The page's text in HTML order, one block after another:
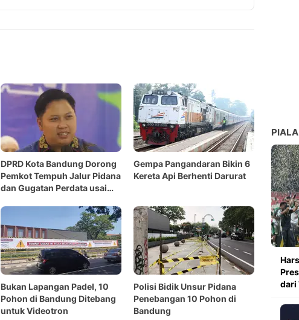
DPRD Kota Bandung Dorong
Pemkot Tempuh Jalur Pidana
dan Gugatan Perdata usai
Gempa Pangandaran Bikin 6
Kereta Api Berhenti Darurat
Bukan Lapangan Padel, 10
Pohon di Bandung Ditebang
untuk Videotron
Polisi Bidik Unsur Pidana
Penebangan 10 Pohon di
Bandung
dari